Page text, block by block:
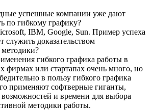
успешные компании уже дают
по гибкому графику?
IBM, Google, Sun. Пример успеха
доказательством
гибкого графика работы в
фирмах или стартапах очень много, но
в пользу гибкого графика
применяют софтверные гиганты,
и времени для выбора
методики работы.